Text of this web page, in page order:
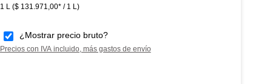
1 L ($ 131.971,00* / 1 L)
¿Mostrar precio bruto?
Precios con IVA incluido, más gastos de envío